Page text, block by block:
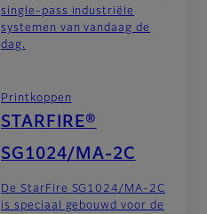
single-pass industriële
systemen van vandaag de
dag.
Printkoppen
STARFIRE®
SG1024/MA-2C
De StarFire SG1024/MA-2C
is speciaal gebouwd voor de